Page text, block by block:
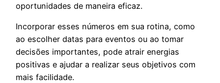
oportunidades de maneira eficaz.
Incorporar esses números em sua rotina, como
ao escolher datas para eventos ou ao tomar
decisões importantes, pode atrair energias
positivas e ajudar a realizar seus objetivos com
mais facilidade.